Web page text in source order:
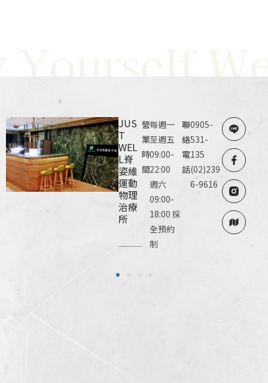
JUS
T
WEL
L脊
姿維
運動
物理
治療
所
營
業
時
間
每週一
至週五
09:00-
22:00
週六
09:00-
18:00 採
全預約
制
聯
絡
電
話
0905-
531-
135
(02)239
6-9616
4